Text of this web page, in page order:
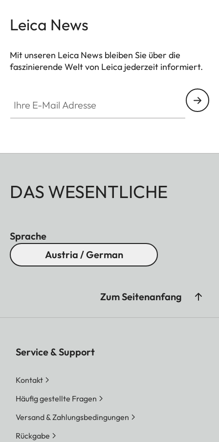
Leica News
Mit unseren Leica News bleiben Sie über die
faszinierende Welt von Leica jederzeit informiert.
DAS WESENTLICHE
Sprache
Austria / German
Zum Seitenanfang
Service & Support
Kontakt
Häufig gestellte Fragen
Versand & Zahlungsbedingungen
Rückgabe